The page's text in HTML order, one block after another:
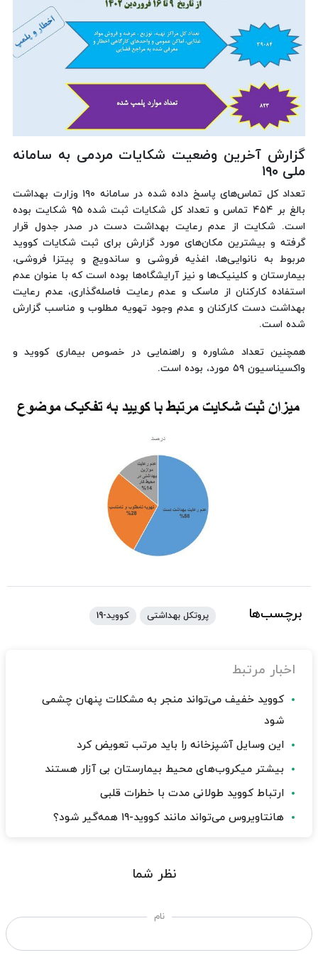
گزارش آخرین وضعیت شکایات مردمی به سامانه
ملی ۱۹۰
تعداد کل تماس‌های پاسخ داده شده در سامانه ۱۹۰ وزارت بهداشت
بالغ بر ۴۵۴ تماس و تعداد کل شکایات ثبت شده ۹۵ شکایت بوده
است. شکایت از عدم رعایت بهداشت دست در صدر جدول قرار
گرفته و بیشترین مکان‌های مورد گزارش برای ثبت شکایات کووید
مربوط به نانوایی‌ها، اغذیه فروشی و ساندویچ و پیتزا فروشی،
بیمارستان و کلینیک‌ها و نیز آرایشگاه‌ها بوده است که با عنوان عدم
استفاده کارکنان از ماسک و عدم رعایت فاصله‌گذاری، عدم رعایت
بهداشت دست کارکنان و عدم وجود تهویه مطلوب و مناسب گزارش
شده است.
همچنین تعداد مشاوره و راهنمایی در خصوص بیماری کووید و
واکسیناسیون ۵۹ مورد، بوده است.
برچسب‌ها پروتکل بهداشتی کووید-19
اخبار مرتبط
کووید خفیف می‌تواند منجر به مشکلات پنهان چشمی
شود
این وسایل آشپزخانه را باید مرتب تعویض کرد
بیشتر میکروب‌های محیط بیمارستان بی آزار هستند
ارتباط کووید طولانی مدت با خطرات قلبی
هانتاویروس می‌تواند مانند کووید-۱۹ همه‌گیر شود؟
نظر شما
نام